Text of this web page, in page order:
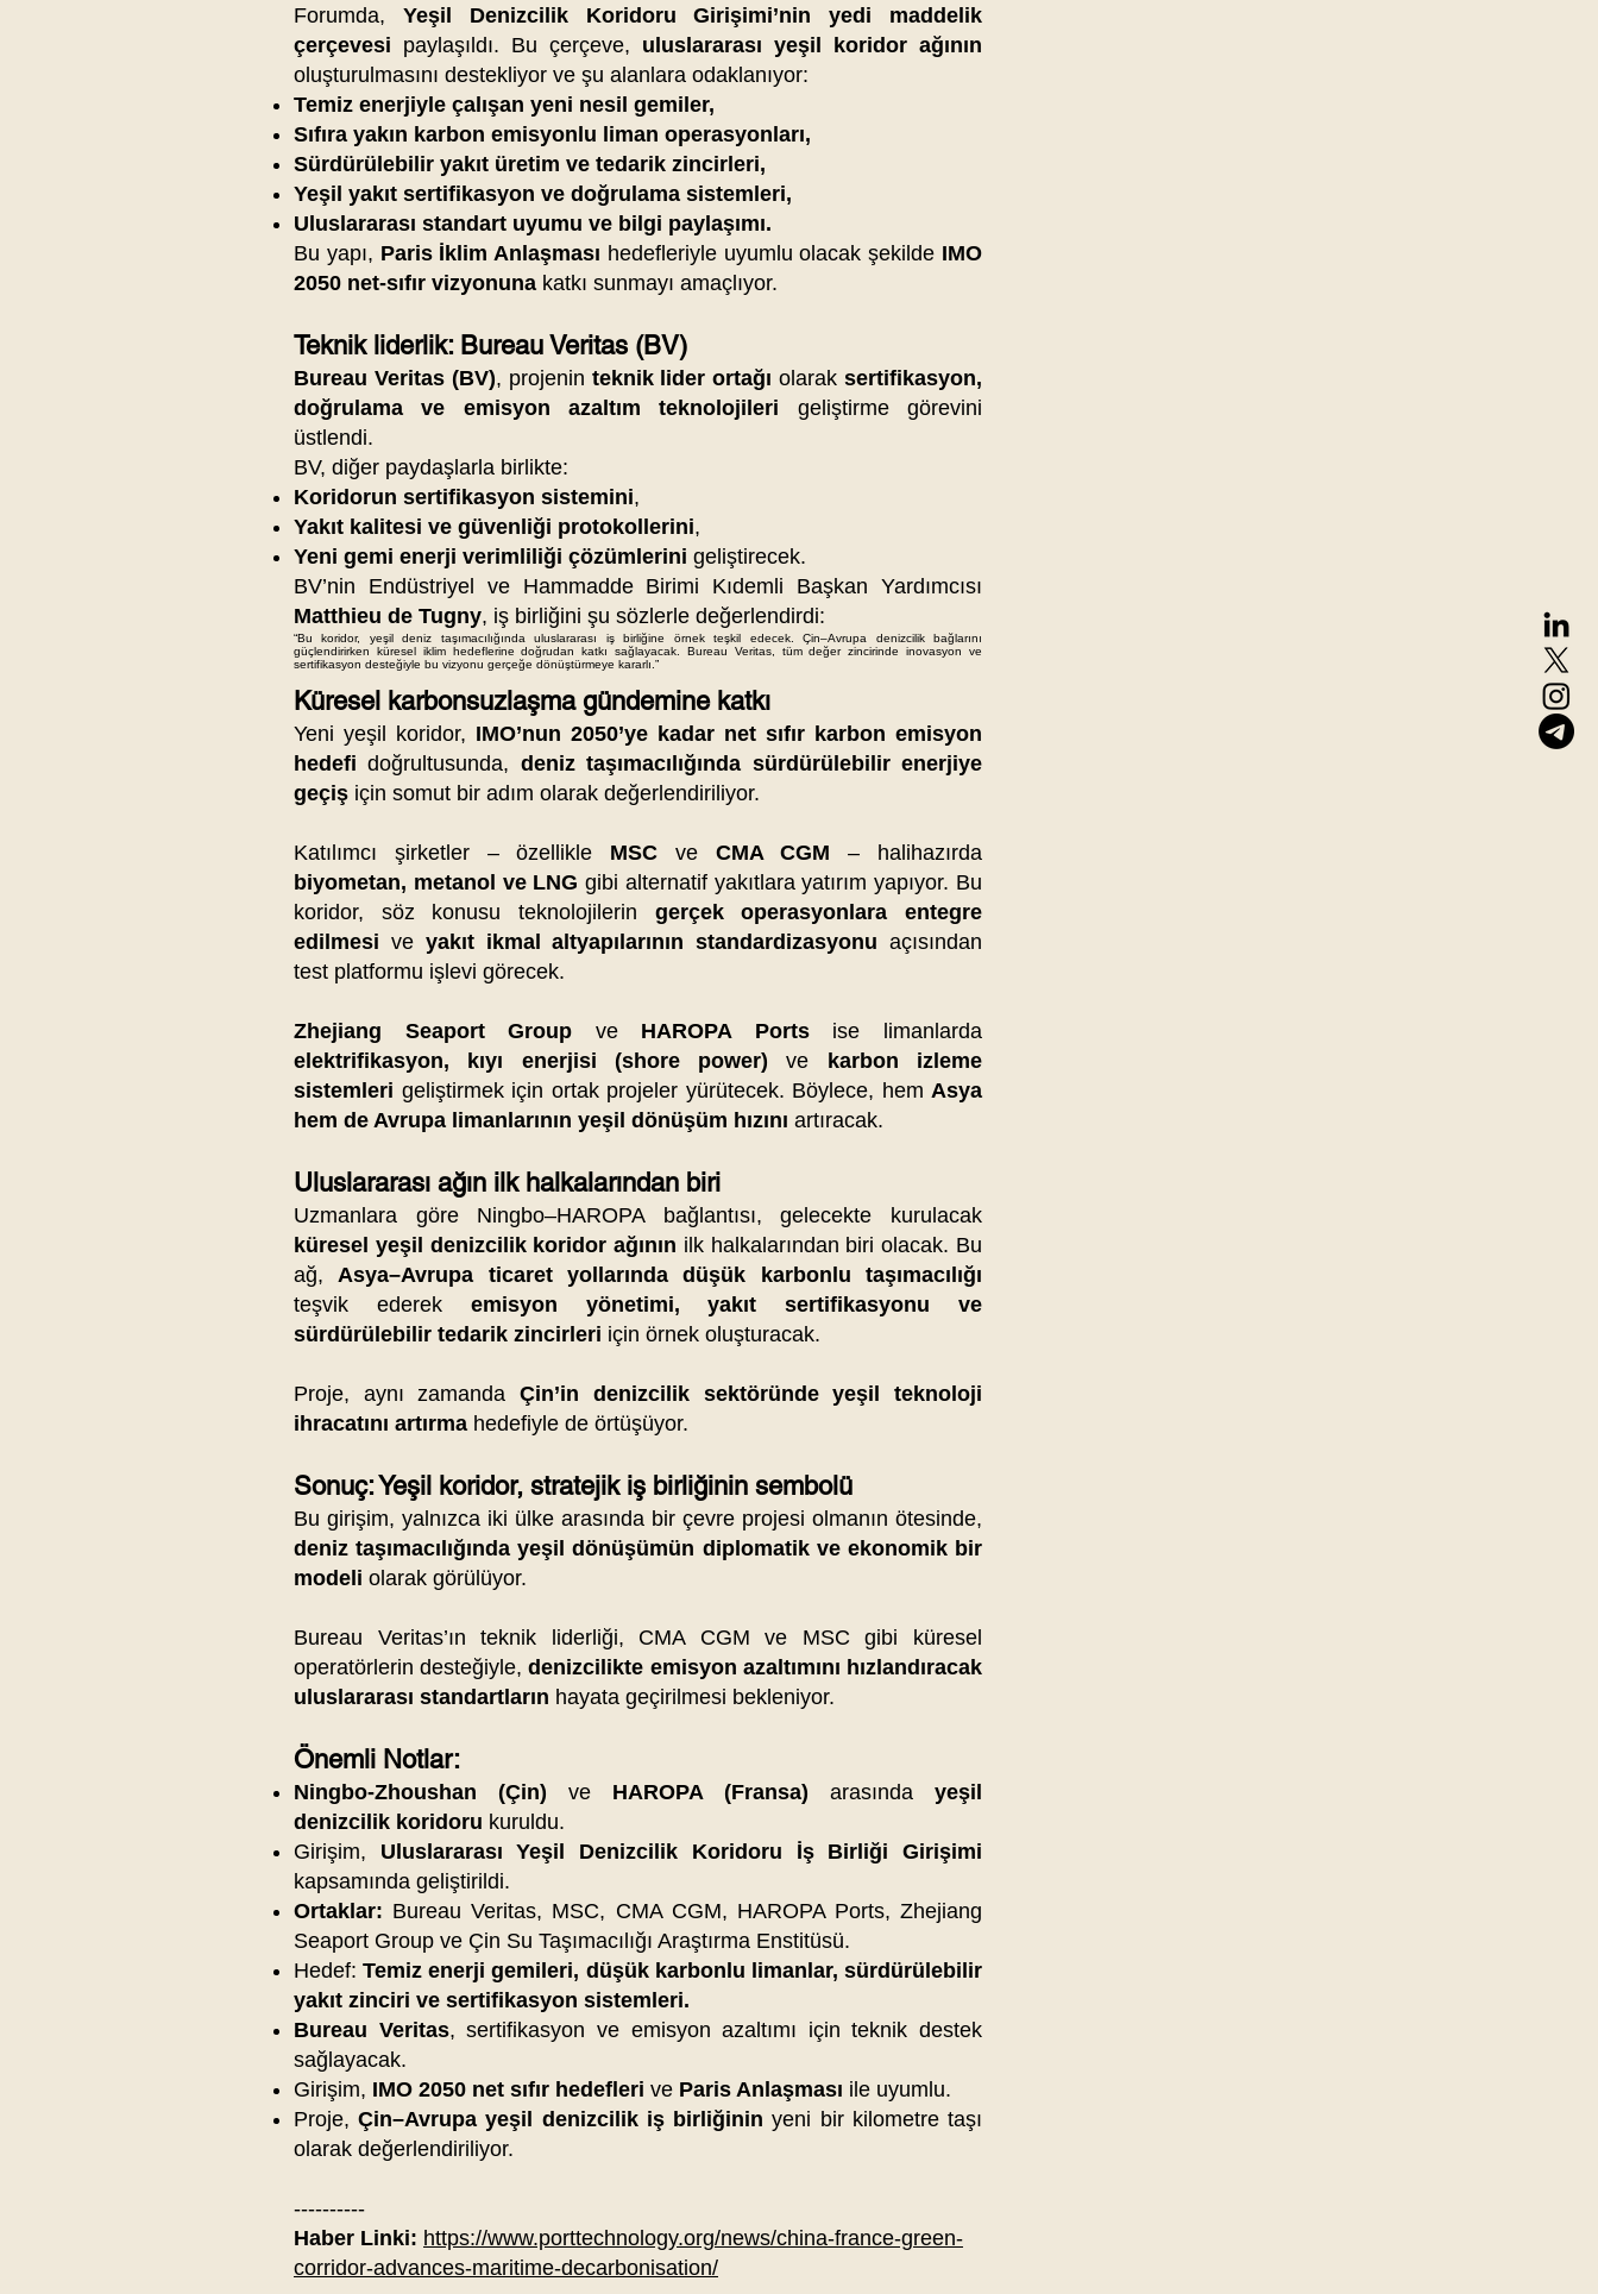
Forumda, Yeşil Denizcilik Koridoru Girişimi’nin yedi maddelik
çerçevesi paylaşıldı. Bu çerçeve, uluslararası yeşil koridor ağının
oluşturulmasını destekliyor ve şu alanlara odaklanıyor:
Temiz enerjiyle çalışan yeni nesil gemiler,
Sıfıra yakın karbon emisyonlu liman operasyonları,
Sürdürülebilir yakıt üretim ve tedarik zincirleri,
Yeşil yakıt sertifikasyon ve doğrulama sistemleri,
Uluslararası standart uyumu ve bilgi paylaşımı.
Bu yapı, Paris İklim Anlaşması hedefleriyle uyumlu olacak şekilde IMO
2050 net-sıfır vizyonuna katkı sunmayı amaçlıyor.
Teknik liderlik: Bureau Veritas (BV)
Bureau Veritas (BV), projenin teknik lider ortağı olarak sertifikasyon,
doğrulama ve emisyon azaltım teknolojileri geliştirme görevini
üstlendi.
BV, diğer paydaşlarla birlikte:
Koridorun sertifikasyon sistemini,
Yakıt kalitesi ve güvenliği protokollerini,
Yeni gemi enerji verimliliği çözümlerini geliştirecek.
BV’nin Endüstriyel ve Hammadde Birimi Kıdemli Başkan Yardımcısı
Matthieu de Tugny, iş birliğini şu sözlerle değerlendirdi:
“Bu koridor, yeşil deniz taşımacılığında uluslararası iş birliğine örnek teşkil edecek. Çin–Avrupa denizcilik bağlarını
güçlendirirken küresel iklim hedeflerine doğrudan katkı sağlayacak. Bureau Veritas, tüm değer zincirinde inovasyon ve
sertifikasyon desteğiyle bu vizyonu gerçeğe dönüştürmeye kararlı.”
Küresel karbonsuzlaşma gündemine katkı
Yeni yeşil koridor, IMO’nun 2050’ye kadar net sıfır karbon emisyon
hedefi doğrultusunda, deniz taşımacılığında sürdürülebilir enerjiye
geçiş için somut bir adım olarak değerlendiriliyor.
Katılımcı şirketler – özellikle MSC ve CMA CGM – halihazırda
biyometan, metanol ve LNG gibi alternatif yakıtlara yatırım yapıyor. Bu
koridor, söz konusu teknolojilerin gerçek operasyonlara entegre
edilmesi ve yakıt ikmal altyapılarının standardizasyonu açısından
test platformu işlevi görecek.
Zhejiang Seaport Group ve HAROPA Portsise limanlarda
elektrifikasyon, kıyı enerjisi (shore power) ve
karbon izleme
sistemleri geliştirmek için ortak projeler yürütecek. Böylece, hem Asya
hem de Avrupa limanlarının yeşil dönüşüm hızını artıracak.
Uluslararası ağın ilk halkalarından biri
Uzmanlara göre Ningbo–HAROPA bağlantısı, gelecekte kurulacak
küresel yeşil denizcilik koridor ağının ilk halkalarından biri olacak. Bu
ağ,Asya–Avrupa ticaret yollarında düşük karbonlu taşımacılığı
teşvik ederek emisyon yönetimi, yakıt sertifikasyonu ve
sürdürülebilir tedarik zincirleri için örnek oluşturacak.
Proje, aynı zamandaÇin’in denizcilik sektöründe yeşil teknoloji
ihracatını artırma hedefiyle de örtüşüyor.
Sonuç: Yeşil koridor, stratejik iş birliğinin sembolü
Bu girişim, yalnızca iki ülke arasında bir çevre projesi olmanın ötesinde,
deniz taşımacılığında yeşil dönüşümün diplomatik ve ekonomik bir
modeli olarak görülüyor.
Bureau Veritas’ın teknik liderliği, CMA CGM ve MSC gibi küresel
operatörlerin desteğiyle,denizcilikte emisyon azaltımını hızlandıracak
uluslararası standartların hayata geçirilmesi bekleniyor.
Önemli Notlar:
Ningbo-Zhoushan (Çin) ve HAROPA (Fransa) arasında yeşil
denizcilik koridoru kuruldu.
Girişim, Uluslararası Yeşil Denizcilik Koridoru İş Birliği Girişimi
kapsamında geliştirildi.
Ortaklar: Bureau Veritas, MSC, CMA CGM, HAROPA Ports, Zhejiang
Seaport Group ve Çin Su Taşımacılığı Araştırma Enstitüsü.
Hedef:Temiz enerji gemileri, düşük karbonlu limanlar, sürdürülebilir
yakıt zinciri ve sertifikasyon sistemleri.
Bureau Veritas, sertifikasyon ve emisyon azaltımı için teknik destek
sağlayacak.
Girişim, IMO 2050 net sıfır hedefleri ve Paris Anlaşması ile uyumlu.
Proje,Çin–Avrupa yeşil denizcilik iş birliğinin yeni bir kilometre taşı
olarak değerlendiriliyor.
----------
Haber Linki: https://www.porttechnology.org/news/china-france-green-
corridor-advances-maritime-decarbonisation/